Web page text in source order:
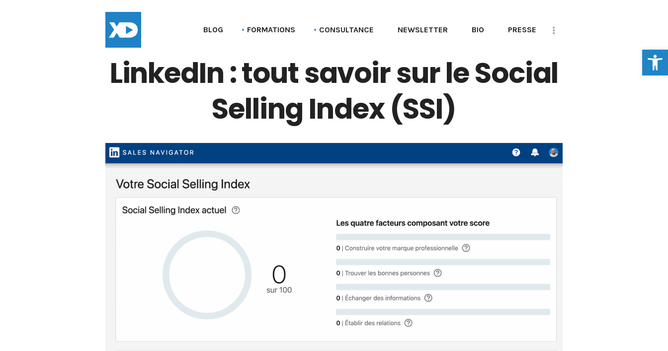
Ouvrir
BLOG FORMATIONS
Formation aux pages Linkedin (entreprise)
Formation Social selling
Formation LinkedIn Sales Navigator
Formation Linkedin Ads (Campaign manager)
Formation Bluesky
CONSULTANCE
Parcours Employee advocacy
NEWSLETTER BIO PRESSE
LinkedIn : tout savoir sur le Social
Selling Index (SSI)